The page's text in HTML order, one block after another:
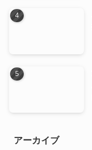
アーカイブ